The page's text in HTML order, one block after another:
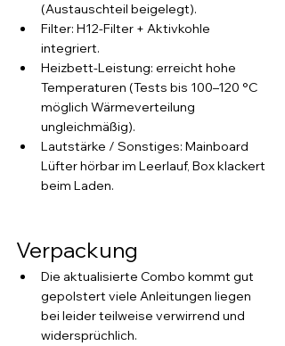
(Austauschteil beigelegt).
Filter: H12-Filter + Aktivkohle
integriert.
Heizbett-Leistung: erreicht hohe
Temperaturen (Tests bis 100–120 °C
möglich Wärmeverteilung
ungleichmäßig).
Lautstärke / Sonstiges: Mainboard
Lüfter hörbar im Leerlauf, Box klackert
beim Laden.
Verpackung
Die aktualisierte Combo kommt gut
gepolstert viele Anleitungen liegen
bei leider teilweise verwirrend und
widersprüchlich.